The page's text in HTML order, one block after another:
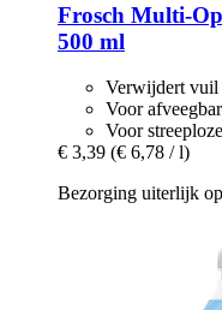
Frosch Multi-​
500 ml
Verwijdert vuil
Voor
Voor
€ 3,39 (€ 6,78 / l)
Bezorging uiterlijk